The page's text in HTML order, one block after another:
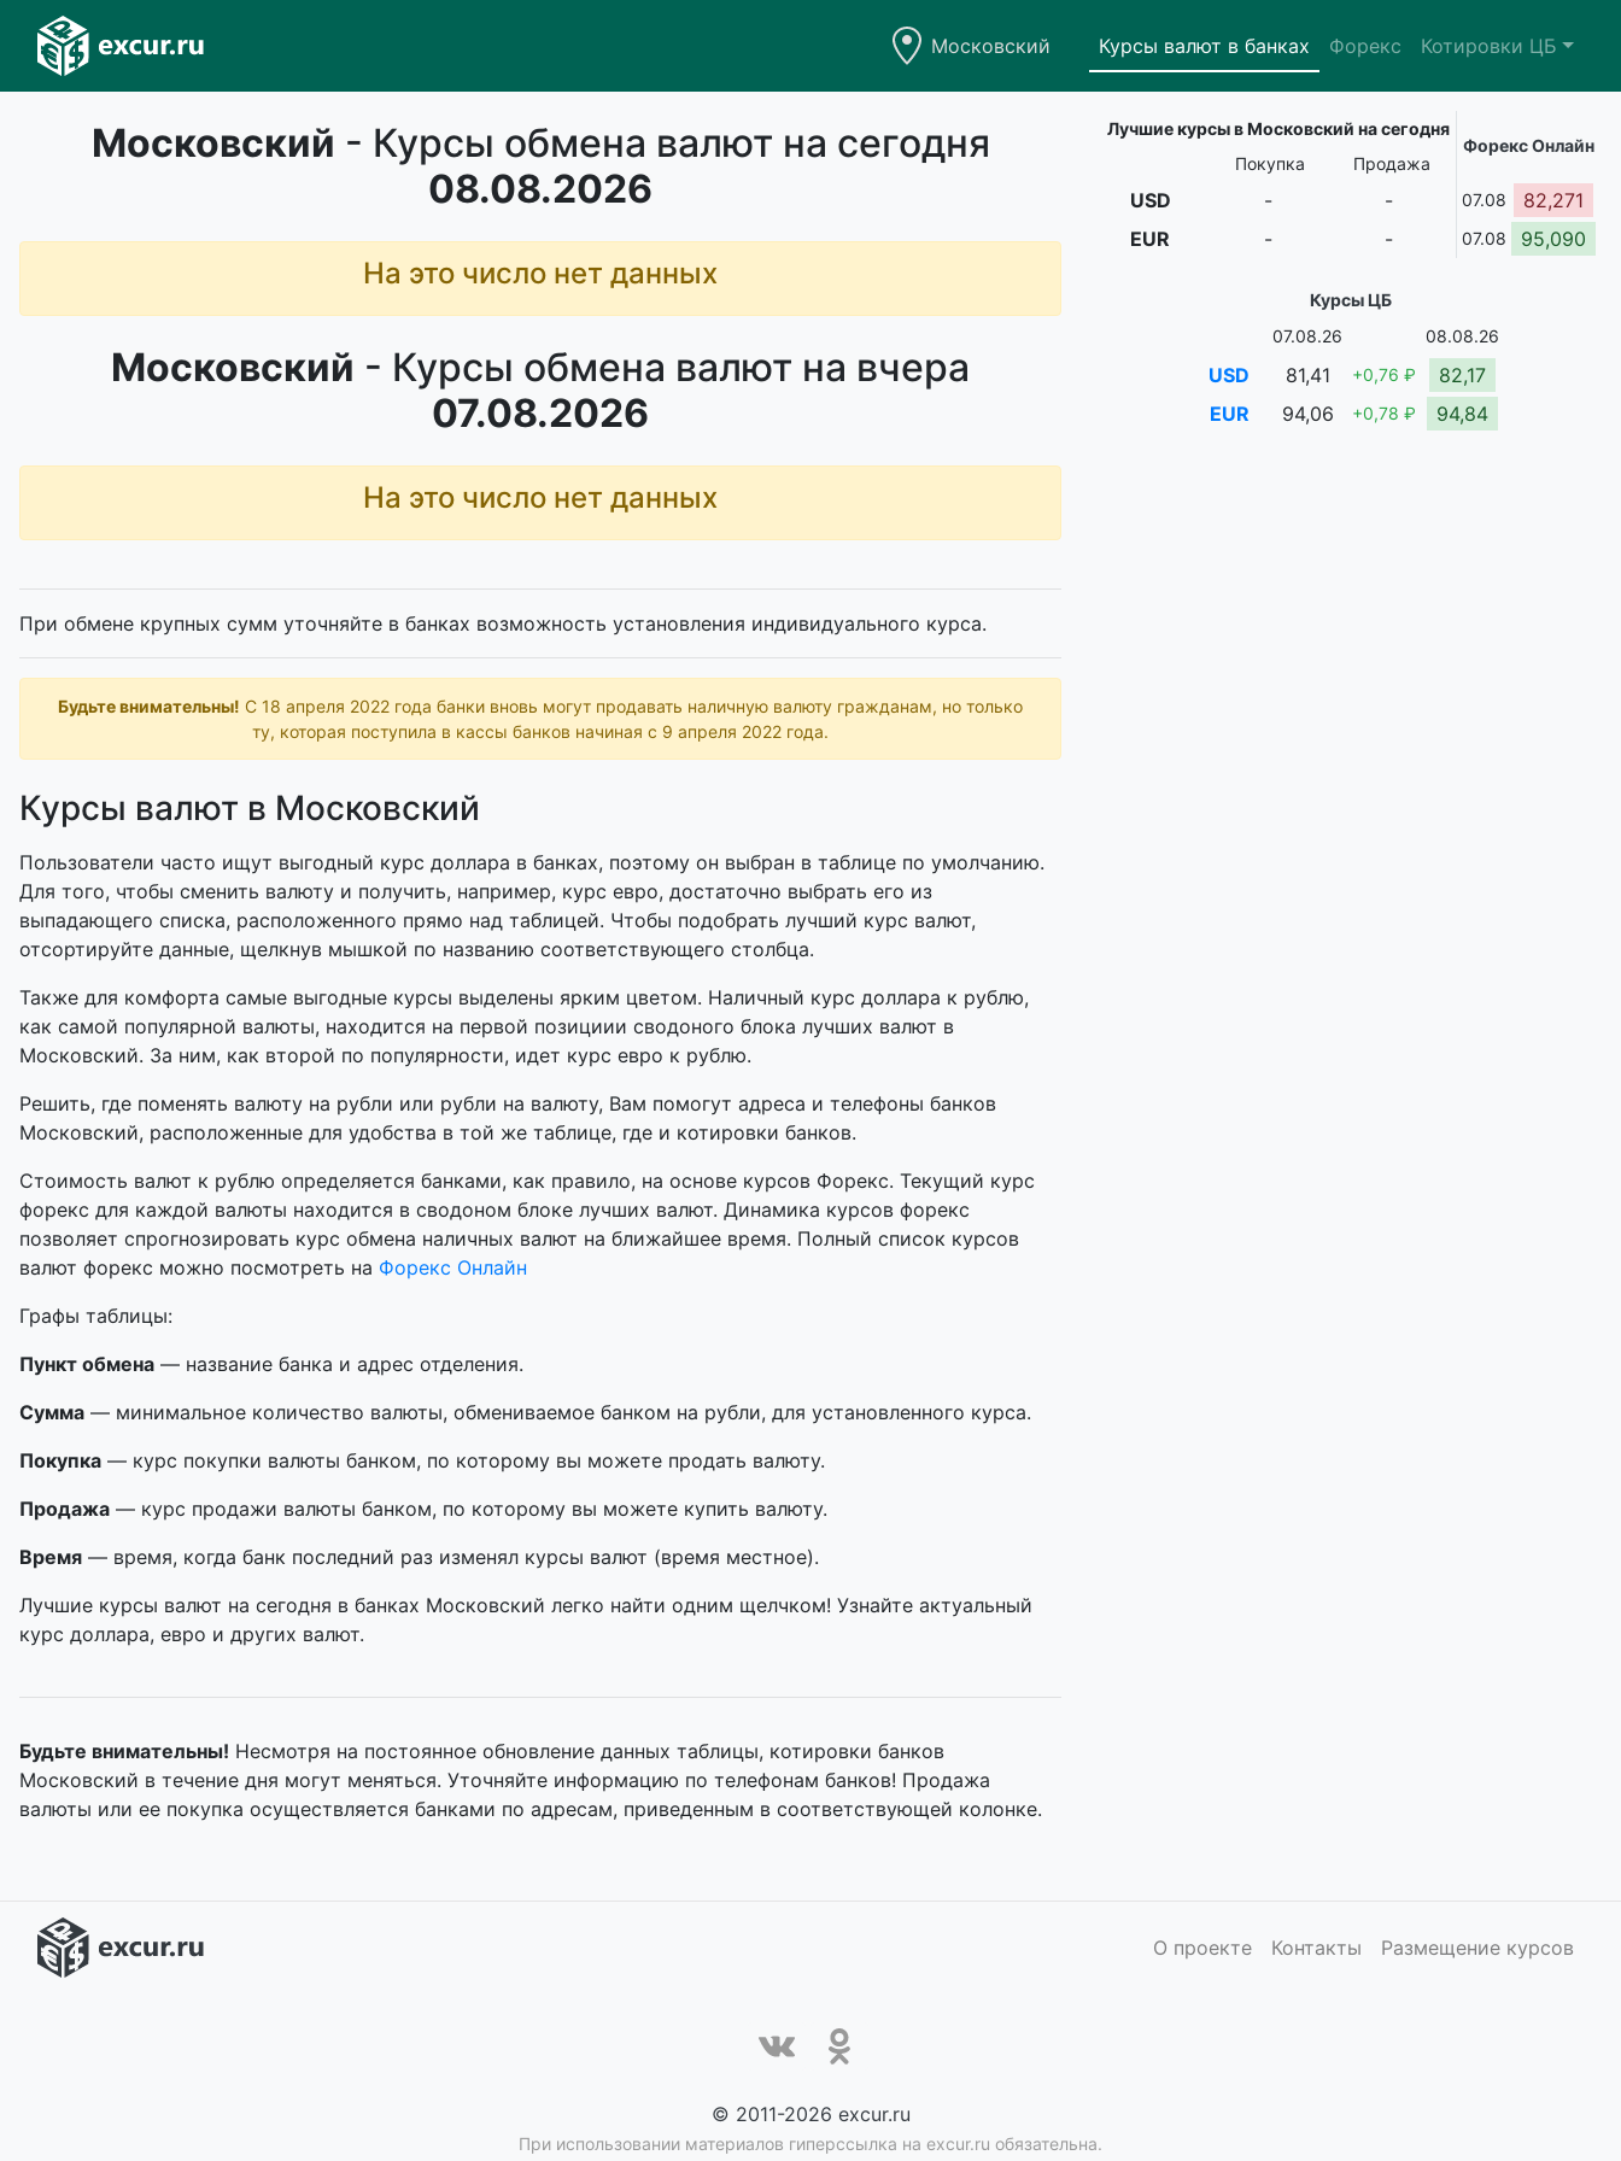
Московский Курсы валют в банках Форекс Котировки ЦБ
Московский - Курсы обмена валют на сегодня
08.08.2026
На это число нет данных
Московский - Курсы обмена валют на вчера
07.08.2026
На это число нет данных
При обмене крупных сумм уточняйте в банках возможность установления индивидуального курса.
Будьте внимательны! С 18 апреля 2022 года банки вновь могут продавать наличную валюту гражданам, но только
ту, которая поступила в кассы банков начиная с 9 апреля 2022 года.
Курсы валют в Московский
Пользователи часто ищут выгодный курс доллара в банках, поэтому он выбран в таблице по умолчанию.
Для того, чтобы сменить валюту и получить, например, курс евро, достаточно выбрать его из
выпадающего списка, расположенного прямо над таблицей. Чтобы подобрать лучший курс валют,
отсортируйте данные, щелкнув мышкой по названию соответствующего столбца.
Также для комфорта самые выгодные курсы выделены ярким цветом. Наличный курс доллара к рублю,
как самой популярной валюты, находится на первой позициии сводоного блока лучших валют в
Московский. За ним, как второй по популярности, идет курс евро к рублю.
Решить, где поменять валюту на рубли или рубли на валюту, Вам помогут адреса и телефоны банков
Московский, расположенные для удобства в той же таблице, где и котировки банков.
Стоимость валют к рублю определяется банками, как правило, на основе курсов Форекс. Текущий курс
форекс для каждой валюты находится в сводоном блоке лучших валют. Динамика курсов форекс
позволяет спрогнозировать курс обмена наличных валют на ближайшее время. Полный список курсов
валют форекс можно посмотреть на Форекс Онлайн
Графы таблицы:
Пункт обмена — название банка и адрес отделения.
Сумма — минимальное количество валюты, обмениваемое банком на рубли, для установленного курса.
Покупка — курс покупки валюты банком, по которому вы можете продать валюту.
Продажа — курс продажи валюты банком, по которому вы можете купить валюту.
Время — время, когда банк последний раз изменял курсы валют (время местное).
Лучшие курсы валют на сегодня в банках Московский легко найти одним щелчком! Узнайте актуальный
курс доллара, евро и других валют.
Будьте внимательны! Несмотря на постоянное обновление данных таблицы, котировки банков
Московский в течение дня могут меняться. Уточняйте информацию по телефонам банков! Продажа
валюты или ее покупка осуществляется банками по адресам, приведенным в соответствующей колонке.
Лучшие курсы в Московский на сегодня
Форекс Онлайн
Покупка
Продажа
USD - - 07.08
82,271
EUR
- - 07.08 95,090
Курсы ЦБ
07.08.26
08.08.26
USD 81,41 +0,76 ₽
82,17
EUR
94,06 +0,78 ₽ 94,84
О проекте Контакты Размещение курсов
© 2011-2026 excur.ru
При использовании материалов гиперссылка на excur.ru обязательна.